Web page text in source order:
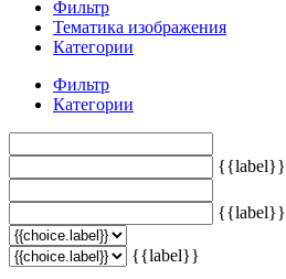
Фильтр
Тематика изображения
Категории
Фильтр
Категории
{{label}}
{{label}}
{{label}}